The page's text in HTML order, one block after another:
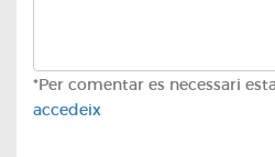
*Per comentar es necessari
accedeix